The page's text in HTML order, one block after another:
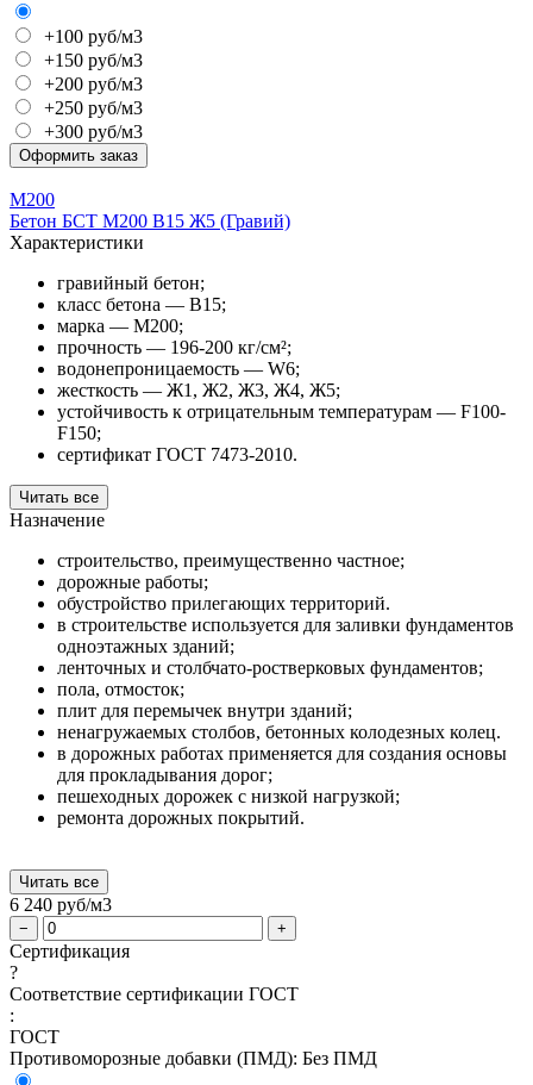
+100 руб/м3
+150 руб/м3
+200 руб/м3
+250 руб/м3
+300 руб/м3
Оформить заказ
М200
Бетон БСТ М200 В15 Ж5 (Гравий)
Характеристики
гравийный бетон;
класс бетона — В15;
марка — М200;
прочность — 196-200 кг/см²;
водонепроницаемость — W6;
жесткость — Ж1, Ж2, Ж3, Ж4, Ж5;
устойчивость к отрицательным температурам — F100-
F150;
сертификат ГОСТ 7473-2010.
Читать все
Назначение
строительство, преимущественно частное;
дорожные работы;
обустройство прилегающих территорий.
в строительстве используется для заливки фундаментов
одноэтажных зданий;
ленточных и столбчато-ростверковых фундаментов;
пола, отмосток;
плит для перемычек внутри зданий;
ненагружаемых столбов, бетонных колодезных колец.
в дорожных работах применяется для создания основы
для прокладывания дорог;
пешеходных дорожек с низкой нагрузкой;
ремонта дорожных покрытий.
Читать все
6 240 руб/м3
− +
Сертификация
?
Соответствие сертификации ГОСТ
:
ГОСТ
Противоморозные добавки (ПМД): Без ПМД